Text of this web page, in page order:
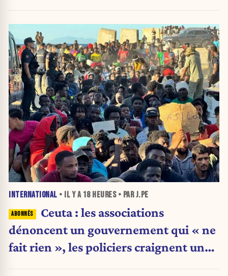
INTERNATIONAL • IL Y A 18 HEURES• PAR J.PE
Ceuta : les associations
dénoncent un gouvernement qui « ne
fait rien », les policiers craignent une